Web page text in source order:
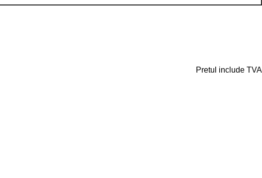
Pretul include TVA